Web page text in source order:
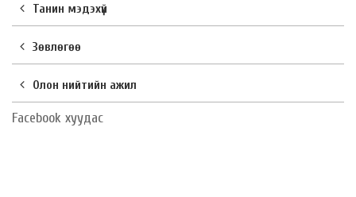
Танин мэдэхүй
Зөвлөгөө
Олон нийтийн ажил
Facebook хуудас